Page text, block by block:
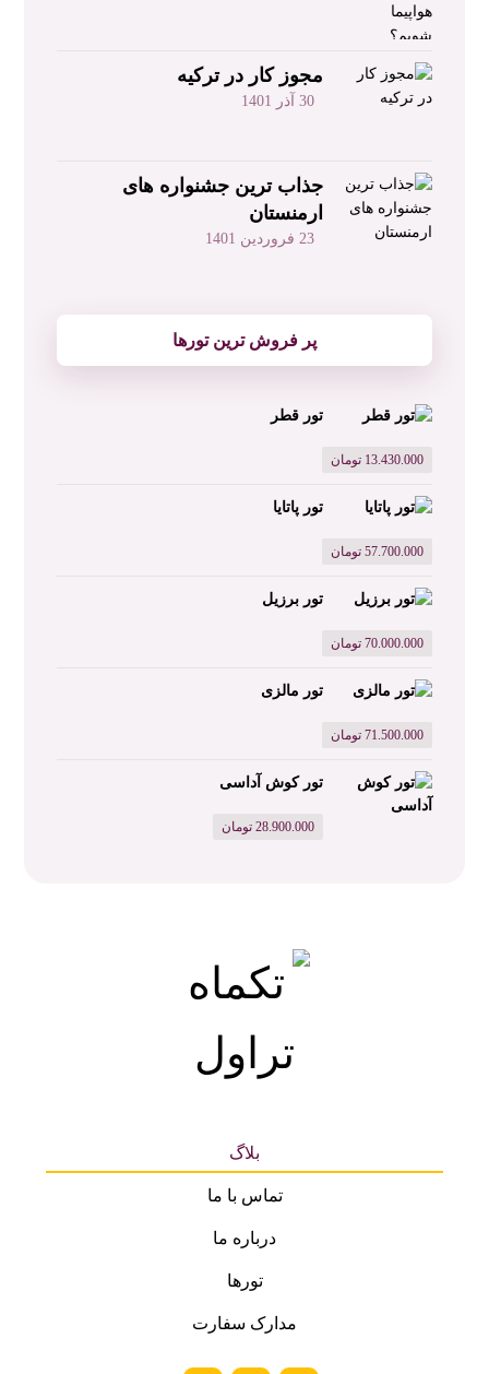
مجوز کار در ترکیه
30 آذر 1401
جذاب ‌ترین جشنواره های
ارمنستان
23 فروردین 1401
پر فروش ترین تورها
تور قطر
13.430.000 تومان
تور پاتایا
57.700.000 تومان
تور برزیل
70.000.000 تومان
تور مالزی
71.500.000 تومان
تور کوش آداسی
28.900.000 تومان
بلاگ
تماس با ما
درباره ما
تورها
مدارک سفارت